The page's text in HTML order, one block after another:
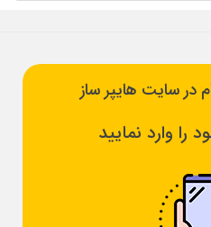
در سایت هایپر ساز
را وارد نمایید